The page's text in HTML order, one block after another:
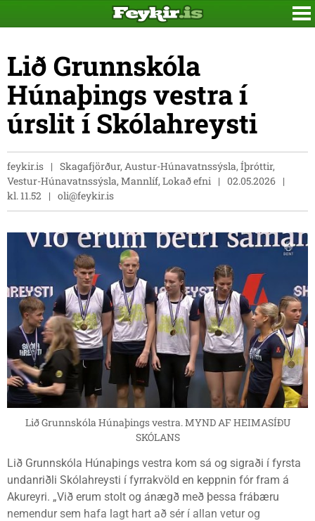
Lið Grunnskóla
Húnaþings vestra í
úrslit í Skólahreysti
feykir.is
Skagafjörður, Austur-Húnavatnssýsla, Íþróttir,
Vestur-Húnavatnssýsla, Mannlíf, Lokað efni
02.05.2026
kl. 11.52
oli@feykir.is
Lið Grunnskóla Húnaþings vestra. MYND AF HEIMASÍÐU
SKÓLANS
Lið Grunnskóla Húnaþings vestra kom sá og sigraði í fyrsta
undanriðli Skólahreysti í fyrrakvöld en keppnin fór fram á
Akureyri. „Við erum stolt og ánægð með þessa frábæru
nemendur sem hafa lagt hart að sér í allan vetur og